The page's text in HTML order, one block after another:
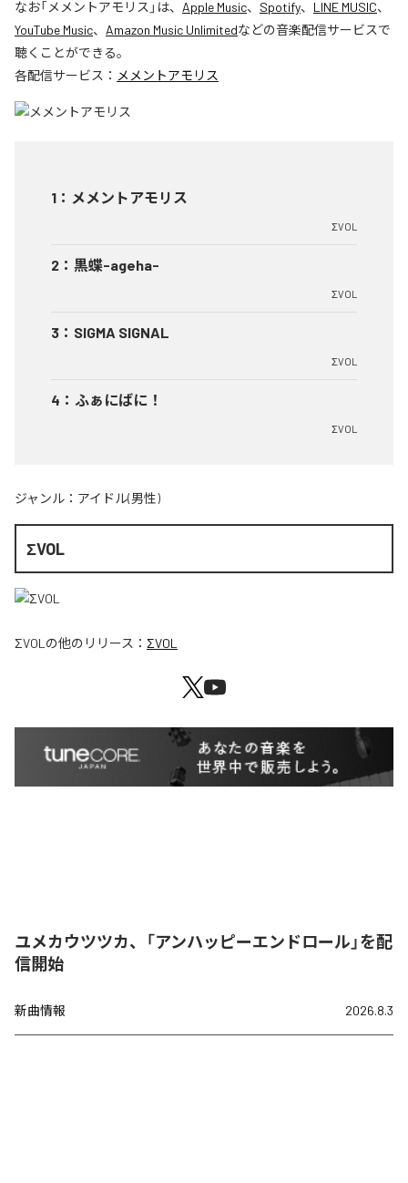
なお「メメントアモリス 」は、 Apple Music、 Spotify、 LINE MUSIC、
YouTube Music、 Amazon Music Unlimitedなどの音楽配信サービスで
聴くことができる。
各配信サービス： メメントアモリス
1 ： メメントアモリス
ΣVOL
2 ： 黒蝶-ageha-
ΣVOL
3 ： SIGMA SIGNAL
ΣVOL
4 ： ふぁにばに！
ΣVOL
ジャンル： アイドル(男性)
ΣVOL
ΣVOL の他のリリース： ΣVOL
ユメカウツツカ、「アンハッピーエンドロール」を配
信開始
新曲情報 2026.8.3